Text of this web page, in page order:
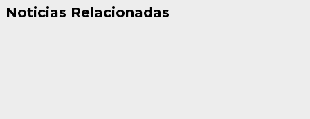
Noticias Relacionadas